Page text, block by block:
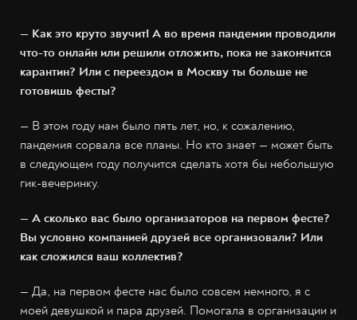
— Как это круто звучит! А во время пандемии проводили
что-то онлайн или решили отложить, пока не закончится
карантин? Или с переездом в Москву ты больше не
готовишь фесты?
— В этом году нам было пять лет, но, к сожалению,
пандемия сорвала все планы. Но кто знает — может быть
в следующем году получится сделать хотя бы небольшую
гик-вечеринку.
— А сколько вас было организаторов на первом фесте?
Вы условно компанией друзей все организовали? Или
как сложился ваш коллектив?
— Да, на первом фесте нас было совсем немного, я с
моей девушкой и пара друзей. Помогала в организации и